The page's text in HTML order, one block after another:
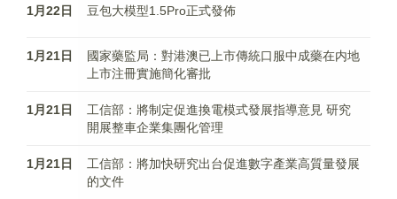
1月22日 豆包大模型1.5Pro正式發佈
1月21日
國家藥監局：對港澳已上市傳統口服中成藥在内地
上市注冊實施簡化審批
1月21日
工信部：將制定促進換電模式發展指導意見 研究
開展整車企業集團化管理
1月21日
工信部：將加快研究出台促進數字產業高質量發展
的文件